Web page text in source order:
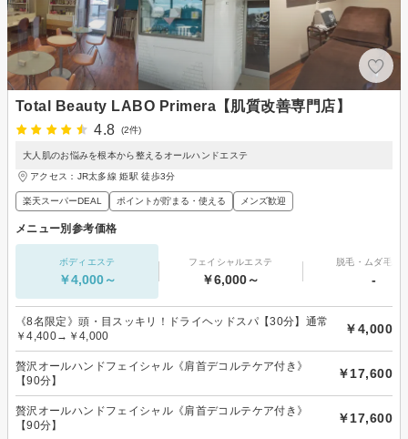
Total Beauty LABO Primera【肌質改善専門店】
4.8
(2件)
大人肌のお悩みを根本から整えるオールハンドエステ
アクセス：JR太多線 姫駅 徒歩3分
楽天スーパーDEAL ポイントが貯まる・使える メンズ歓迎
メニュー別参考価格
ボディエステ
￥4,000～
フェイシャルエステ
￥6,000～
脱毛・ムダ毛処
-
《8名限定》頭・目スッキリ！ドライヘッドスパ【30分】通常
￥4,400→￥4,000
￥4,000
贅沢オールハンドフェイシャル《肩首デコルテケア付き》
【90分】
￥17,600
贅沢オールハンドフェイシャル《肩首デコルテケア付き》
【90分】
￥17,600